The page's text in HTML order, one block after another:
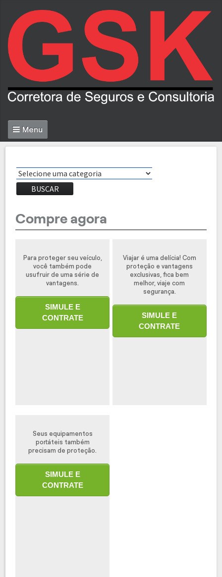
Menu
BUSCAR
Compre agora
Para proteger seu veículo,
você também pode
usufruir de uma série de
vantagens.
SIMULE E
CONTRATE
Viajar é uma delícia! Com
proteção e vantagens
exclusivas, fica bem
melhor, viaje com
segurança.
SIMULE E
CONTRATE
Seus equipamentos
portáteis também
precisam de proteção.
SIMULE E
CONTRATE